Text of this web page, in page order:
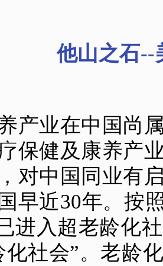
他山之石--
产业在中国尚
保健及康养产
对中国同业有
早近30年。按
进入超老龄化
化社会”。老龄